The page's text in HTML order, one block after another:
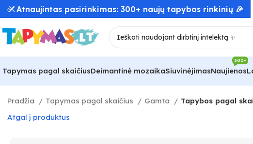
Tapymas pagal skaičiusDeimantinė mozaikaSiuvinėjimasNaujienos
300+
Pradžia Tapymas pagal skaičius Gamta
Tapybos pagal
Atgal į produktus